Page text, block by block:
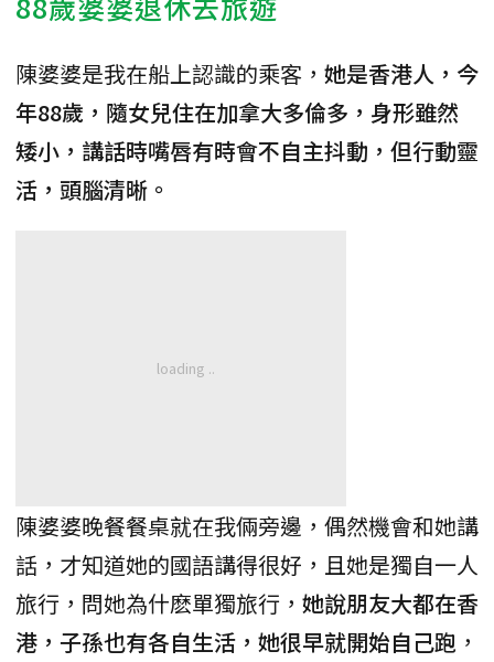
陳婆婆是我在船上認識的乘客， 她是香港人，今
年88歲，隨女兒住在加拿大多倫多，身形雖然
矮小，講話時嘴唇有時會不自主抖動，但行動靈
活，頭腦清晰。
陳婆婆晚餐餐桌就在我倆旁邊，偶然機會和她講
話，才知道她的國語講得很好，且她是獨自一人
旅行，問她為什麽單獨旅行， 她說朋友大都在香
港，子孫也有各自生活，她很早就開始自己跑 ，